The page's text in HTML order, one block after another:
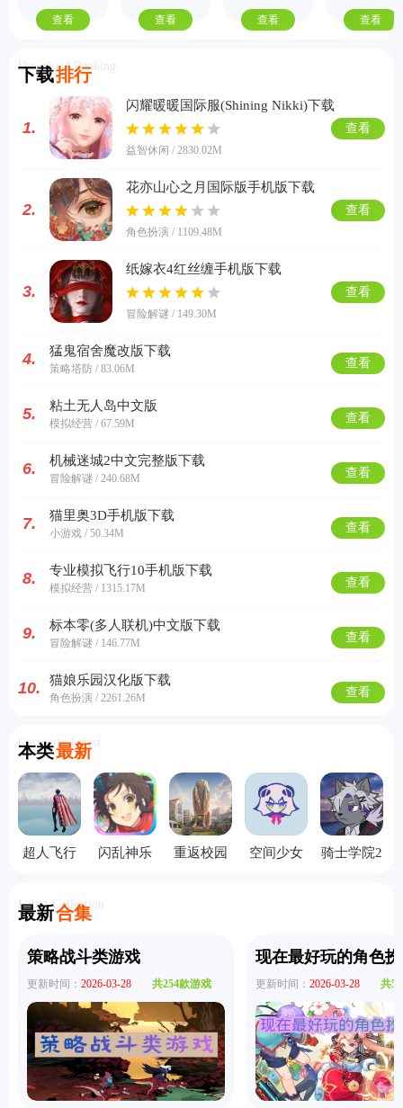
查看 查看 查看 查看
下载排行
Download Ranking
1.
闪耀暖暖国际服(Shining Nikki)下载
益智休闲 / 2830.02M
查看
2.
花亦山心之月国际版手机版下载
角色扮演 / 1109.48M
查看
3.
纸嫁衣4红丝缠手机版下载
冒险解谜 / 149.30M
查看
4. 猛鬼宿舍魔改版下载
策略塔防 / 83.06M 查看
5. 粘土无人岛中文版
模拟经营 / 67.59M 查看
6. 机械迷城2中文完整版下载
冒险解谜 / 240.68M 查看
7. 猫里奥3D手机版下载
小游戏 / 50.34M 查看
8. 专业模拟飞行10手机版下载
模拟经营 / 1315.17M 查看
9. 标本零(多人联机)中文版下载
冒险解谜 / 146.77M 查看
10. 猫娘乐园汉化版下载
角色扮演 / 2261.26M 查看
本类最新
Currently Latest
超人飞行
机版
闪乱神乐
重返校园
空间少女
骑士学院2
最新合集
Latest Collection
策略战斗类游戏
更新时间： 2026-03-28 共254款游戏
现在最好玩的角色
更新时间： 2026-03-28 共